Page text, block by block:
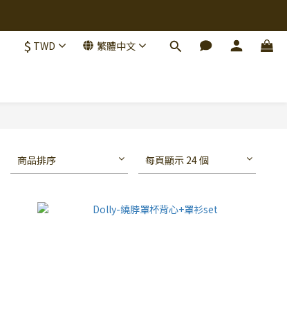
$ TWD 繁體中文
商品排序 每頁顯示 24 個